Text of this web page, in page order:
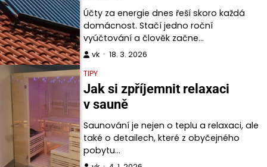
Účty za energie dnes řeší skoro každá
domácnost. Stačí jedno roční
vyúčtování a člověk začne…
vk
18. 3. 2026
TIPY
Jak si zpříjemnit relaxaci
v sauně
Saunování je nejen o teplu a relaxaci, ale
také o detailech, které z obyčejného
pobytu…